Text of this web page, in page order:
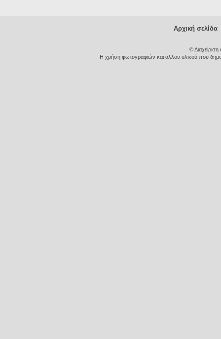
Αρχική σελίδα
©
Η χρήση φωτογραφιών και άλλου υλικού που